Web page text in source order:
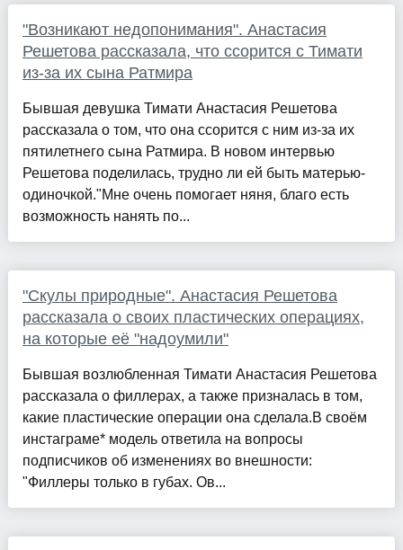
"Возникают недопонимания". Анастасия
Решетова рассказала, что ссорится с Тимати
из-за их сына Ратмира
Бывшая девушка Тимати Анастасия Решетова
рассказала о том, что она ссорится с ним из-за их
пятилетнего сына Ратмира. В новом интервью
Решетова поделилась, трудно ли ей быть матерью-
одиночкой."Мне очень помогает няня, благо есть
возможность нанять по...
"Скулы природные". Анастасия Решетова
рассказала о своих пластических операциях,
на которые её "надоумили"
Бывшая возлюбленная Тимати Анастасия Решетова
рассказала о филлерах, а также призналась в том,
какие пластические операции она сделала.В своём
инстаграме* модель ответила на вопросы
подписчиков об изменениях во внешности:
"Филлеры только в губах. Ов...